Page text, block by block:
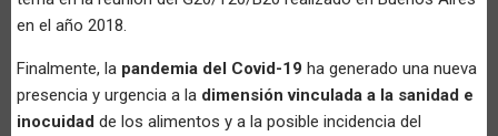
en el año 2018.
Finalmente, la pandemia del Covid-19 ha generado una nueva
presencia y urgencia a la dimensión vinculada a la sanidad e
inocuidad de los alimentos y a la posible incidencia del